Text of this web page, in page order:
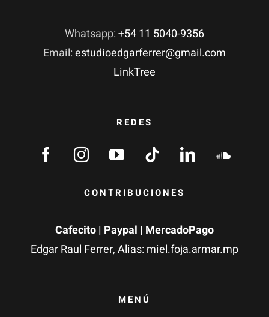
Whatsapp:+54 11 5040-9356
Email:estudioedgarferrer@gmail.com
LinkTree
REDES
CONTRIBUCIONES
Cafecito| Paypal | MercadoPago
Edgar Raul Ferrer, Alias: miel.foja.armar.mp
MENÚ